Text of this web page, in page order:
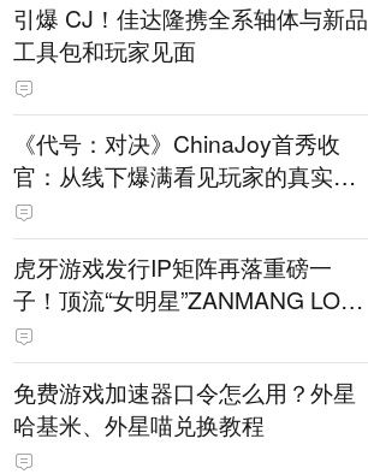
引爆 CJ！佳达隆携全系轴体与新品
工具包和玩家见面
《代号：对决》ChinaJoy首秀收
官：从线下爆满看见玩家的真实期
待
虎牙游戏发行IP矩阵再落重磅一
子！顶流“女明星”ZANMANG LOO
PY 正版3D消除手游《消消奇遇》
惊喜曝光
免费游戏加速器口令怎么用？外星
哈基米、外星喵兑换教程